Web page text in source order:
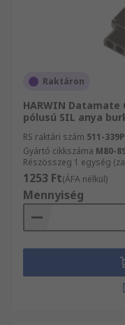
Raktáron
HARWIN
pólusú SIL anya
RS raktári szám 511-339P
Gyártó cikkszáma M80-
Részösszeg 1 egység
1253 Ft(ÁFA nélkül)
Mennyiség